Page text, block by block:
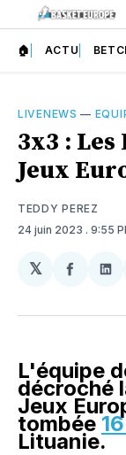
🏠 ACTU
LIVENEWS —
3x3 :
Jeux
TEDDY PEREZ
24 juin 2023 . 9:55
𝕏
L'équipe
décroché
Jeux
tombée
Lituanie.